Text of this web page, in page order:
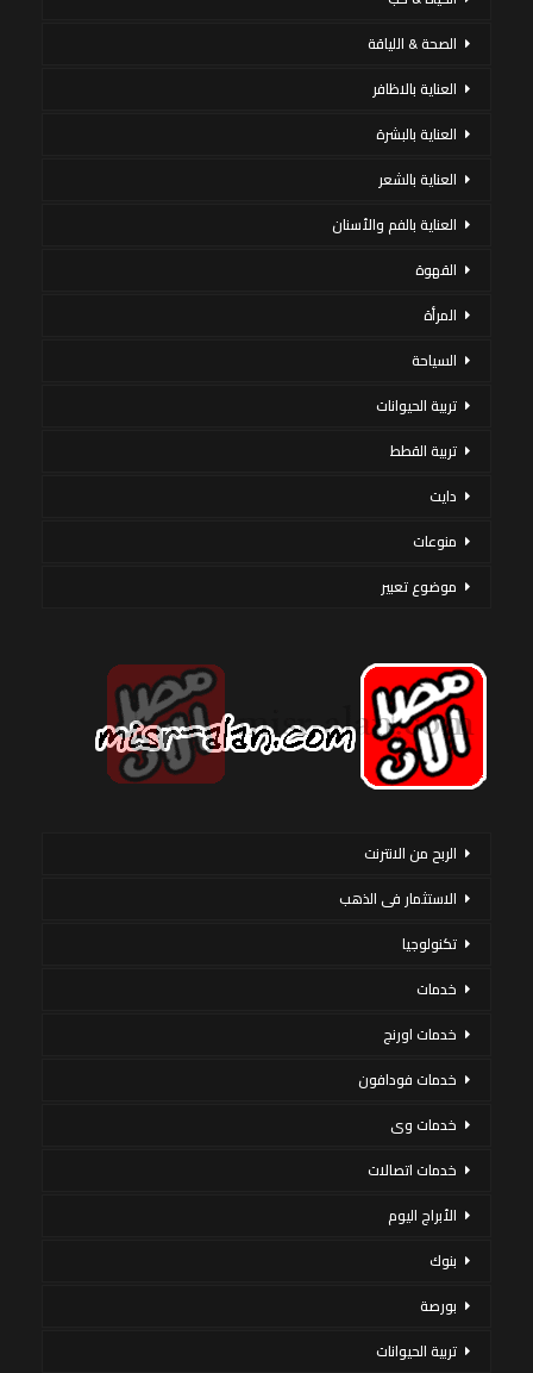
الصحة & اللياقة
العناية بالاظافر
العناية بالبشرة
العناية بالشعر
العناية بالفم والأسنان
القهوة
المرأة
السياحة
تربية الحيوانات
تربية القطط
دايت
منوعات
موضوع تعبير
الربح من الانترنت
الاستثمار فى الذهب
تكنولوجيا
خدمات
خدمات اورنج
خدمات فودافون
خدمات وى
خدمات اتصالات
الأبراج اليوم
بنوك
بورصة
تربية الحيوانات